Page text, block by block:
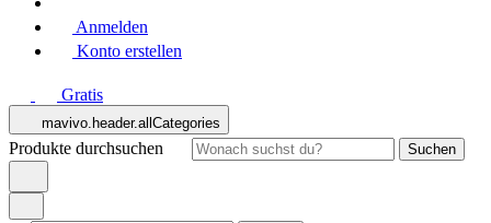
Anmelden
Konto erstellen
Gratis
mavivo.header.allCategories
Produkte durchsuchen Suchen